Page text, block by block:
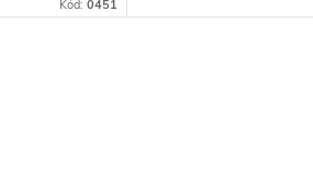
Kód: 0451